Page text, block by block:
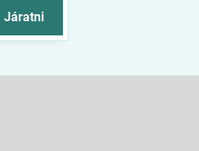
Járatni